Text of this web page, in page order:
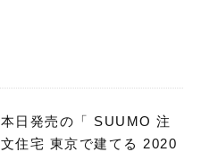
本日発売の「 SUUMO 注
文住宅 東京で建てる 2020